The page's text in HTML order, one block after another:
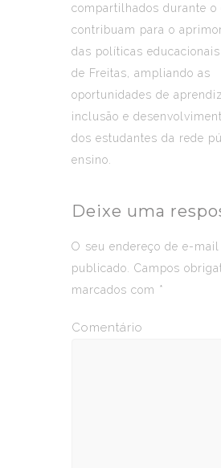
compartilhados durante o
contribuam para o
das políticas
de Freitas, ampliando as
oportunidades de
inclusão e
dos estudantes da rede
ensino.
Deixe uma
O seu endereço de e-mail
publicado.
Campos
marcados com *
Comentário